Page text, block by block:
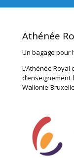
Athénée
Un bagage pour
L’Athénée
Wallonie-